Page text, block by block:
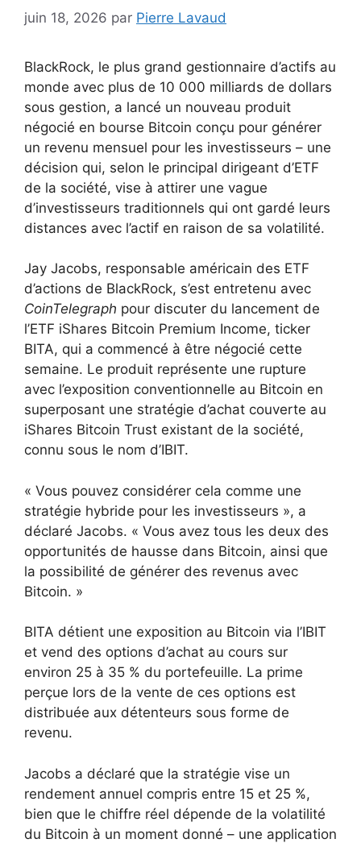
juin 18, 2026 par Pierre Lavaud
BlackRock, le plus grand gestionnaire d’actifs au
monde avec plus de 10 000 milliards de dollars
sous gestion, a lancé un nouveau produit
négocié en bourse Bitcoin conçu pour générer
un revenu mensuel pour les investisseurs – une
décision qui, selon le principal dirigeant d’ETF
de la société, vise à attirer une vague
d’investisseurs traditionnels qui ont gardé leurs
distances avec l’actif en raison de sa volatilité.
Jay Jacobs, responsable américain des ETF
d’actions de BlackRock, s’est entretenu avec
CoinTelegraph pour discuter du lancement de
l’ETF iShares Bitcoin Premium Income, ticker
BITA, qui a commencé à être négocié cette
semaine. Le produit représente une rupture
avec l’exposition conventionnelle au Bitcoin en
superposant une stratégie d’achat couverte au
iShares Bitcoin Trust existant de la société,
connu sous le nom d’IBIT.
« Vous pouvez considérer cela comme une
stratégie hybride pour les investisseurs », a
déclaré Jacobs. « Vous avez tous les deux des
opportunités de hausse dans Bitcoin, ainsi que
la possibilité de générer des revenus avec
Bitcoin. »
BITA détient une exposition au Bitcoin via l’IBIT
et vend des options d’achat au cours sur
environ 25 à 35 % du portefeuille. La prime
perçue lors de la vente de ces options est
distribuée aux détenteurs sous forme de
revenu.
Jacobs a déclaré que la stratégie vise un
rendement annuel compris entre 15 et 25 %,
bien que le chiffre réel dépende de la volatilité
du Bitcoin à un moment donné – une application